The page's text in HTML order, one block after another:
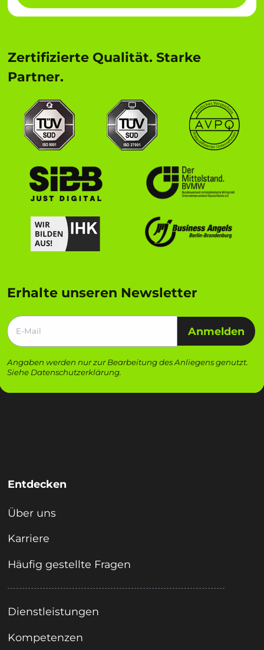
Zertifizierte Qualität. Starke
Partner.
Erhalte unseren Newsletter
Anmelden
Angaben werden nur zur Bearbeitung des Anliegens genutzt.
Siehe Datenschutzerklärung.
Entdecken
Über uns
Karriere
Häufig gestellte Fragen
Dienstleistungen
Kompetenzen